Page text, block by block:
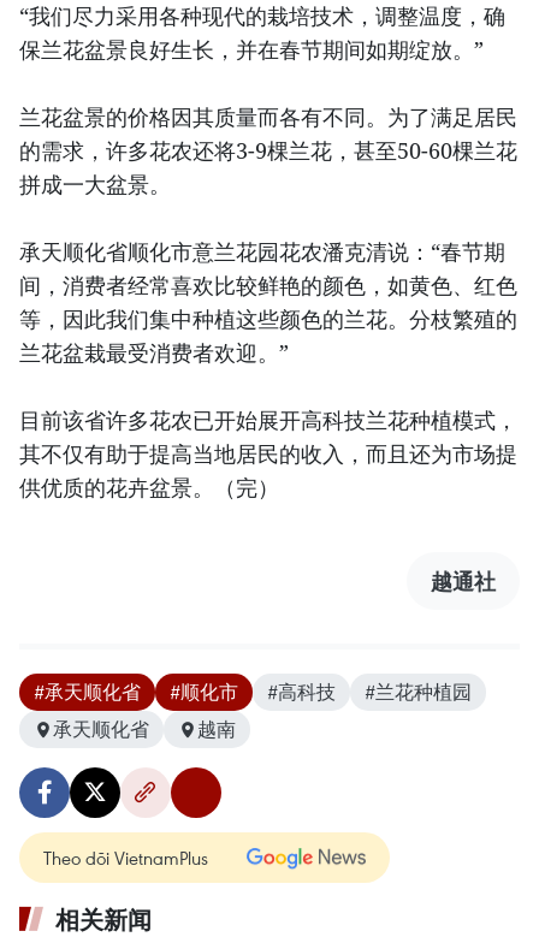
“我们尽力采用各种现代的栽培技术，调整温度，确
保兰花盆景良好生长，并在春节期间如期绽放。”
兰花盆景的价格因其质量而各有不同。为了满足居民
的需求，许多花农还将3-9棵兰花，甚至50-60棵兰花
拼成一大盆景。
承天顺化省顺化市意兰花园花农潘克清说：“春节期
间，消费者经常喜欢比较鲜艳的颜色，如黄色、红色
等，因此我们集中种植这些颜色的兰花。分枝繁殖的
兰花盆栽最受消费者欢迎。”
目前该省许多花农已开始展开高科技兰花种植模式，
其不仅有助于提高当地居民的收入，而且还为市场提
供优质的花卉盆景。（完）
越通社
#承天顺化省 #顺化市 #高科技
#兰花种植园
承天顺化省
越南
Theo dõi VietnamPlus
相关新闻